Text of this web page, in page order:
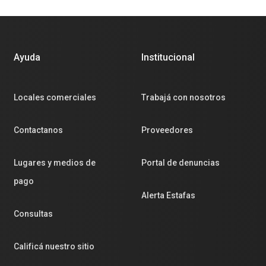
Ayuda
Locales comerciales
Contactanos
Lugares y medios de
pago
Consultas
Calificá nuestro sitio
Institucional
Trabajá con nosotros
Proveedores
Portal de denuncias
Alerta Estafas